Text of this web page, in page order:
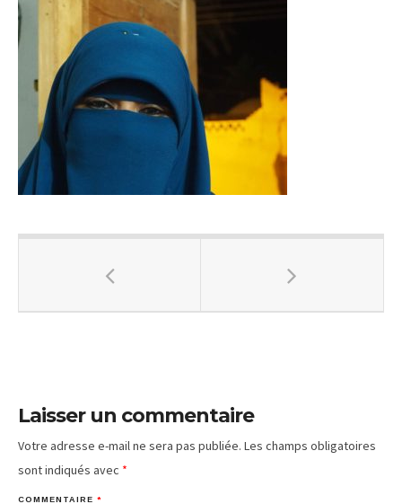
Laisser un commentaire
Votre adresse e-mail ne sera pas publiée. Les champs obligatoires
sont indiqués avec *
COMMENTAIRE *